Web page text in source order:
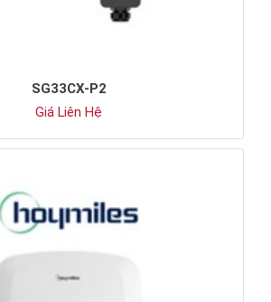
SG33CX-P2
Giá Liên Hệ